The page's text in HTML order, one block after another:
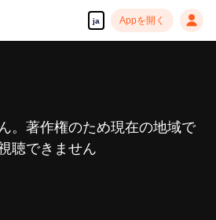
ja Appを開く
。著作権のため現在の地域で
聴できません